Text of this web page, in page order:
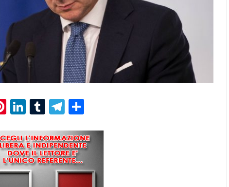
Pinterest
LinkedIn
TumblrTelegram